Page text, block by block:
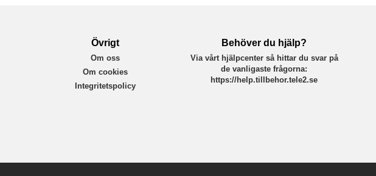
Övrigt
Om oss
Om cookies
Integritetspolicy
Behöver du hjälp?
Via vårt hjälpcenter så hittar du svar på
de vanligaste frågorna:
https://help.tillbehor.tele2.se